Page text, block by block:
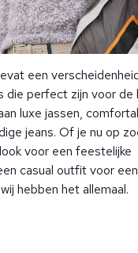
een
die perfect zijn voor de
luxe jassen,
jeans. Of je nu op
look voor een feestelijke
casual outfit voor een
hebben het allemaal.